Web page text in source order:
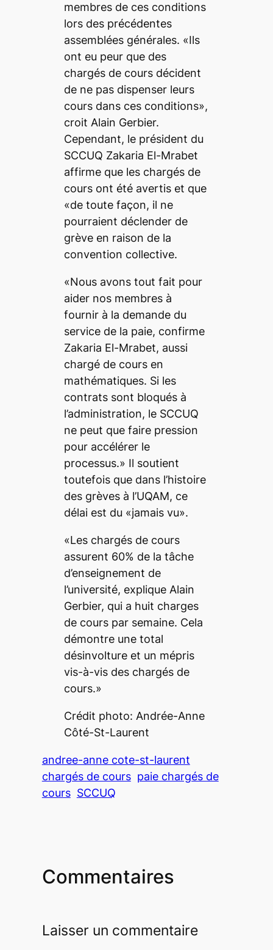
membres de ces conditions
lors des précédentes
assemblées générales. «Ils
ont eu peur que des
chargés de cours décident
de ne pas dispenser leurs
cours dans ces conditions»,
croit Alain Gerbier.
Cependant, le président du
SCCUQ Zakaria El-Mrabet
affirme que les chargés de
cours ont été avertis et que
«de toute façon, il ne
pourraient déclender de
grève en raison de la
convention collective.
«Nous avons tout fait pour
aider nos membres à
fournir à la demande du
service de la paie, confirme
Zakaria El-Mrabet, aussi
chargé de cours en
mathématiques. Si les
contrats sont bloqués à
l’administration, le SCCUQ
ne peut que faire pression
pour accélérer le
processus.» Il soutient
toutefois que dans l’histoire
des grèves à l’UQAM, ce
délai est du «jamais vu».
«Les chargés de cours
assurent 60% de la tâche
d’enseignement de
l’université, explique Alain
Gerbier, qui a huit charges
de cours par semaine. Cela
démontre une total
désinvolture et un mépris
vis-à-vis des chargés de
cours.»
Crédit photo: Andrée-Anne
Côté-St-Laurent
andree-anne cote-st-laurent
chargés de cours paie chargés de
cours SCCUQ
Commentaires
Laisser un commentaire